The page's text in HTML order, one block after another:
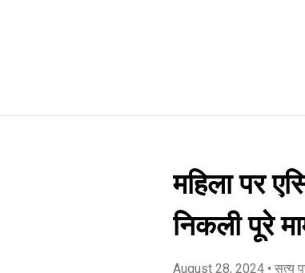
महिला पर
निकली पूरे
August 28, 2024 • सत्य